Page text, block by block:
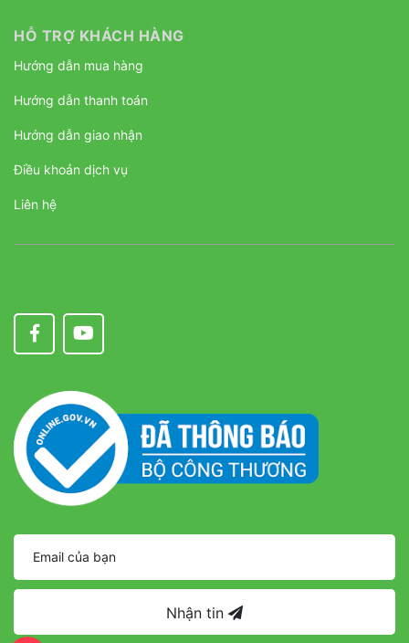
HỖ TRỢ KHÁCH HÀNG
Hướng dẫn mua hàng
Hướng dẫn thanh toán
Hướng dẫn giao nhận
Điều khoản dịch vụ
Liên hệ
Nhận tin